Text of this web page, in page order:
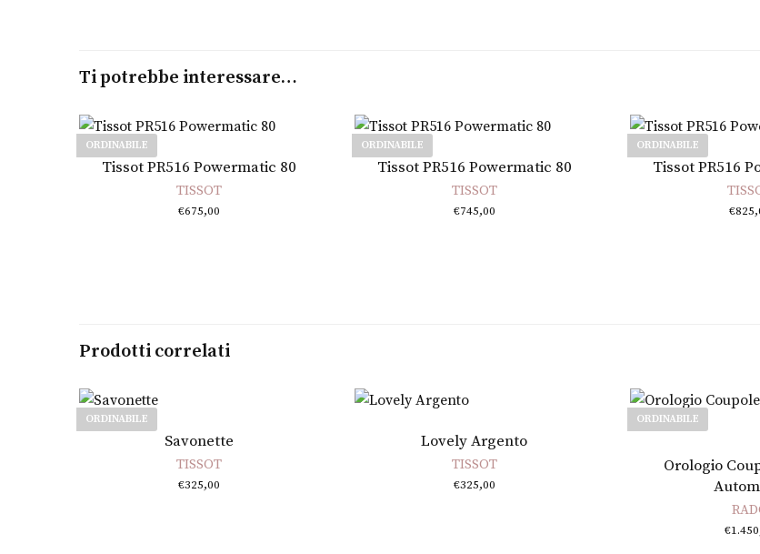
Ti potrebbe interessare…
ORDINABILE
Tissot PR516 Powermatic 80
TISSOT
€675,00
ORDINABILE
Tissot PR516 Powermatic 80
TISSOT
€745,00
ORDINABILE
Tissot PR516
€
Prodotti correlati
ORDINABILE
Savonette
TISSOT
€325,00
Aggiungi al carrello
Lovely Argento
TISSOT
€325,00
ORDINABILE
Leggi
Orologio
€